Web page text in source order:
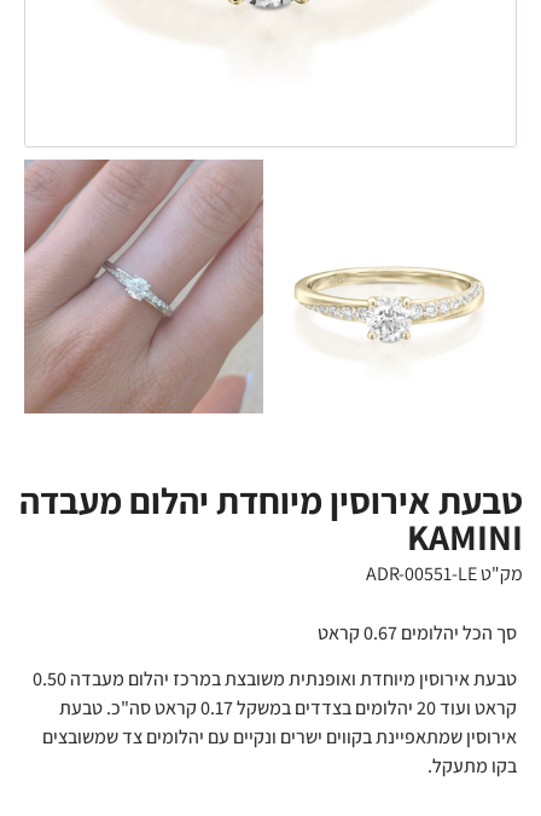
טבעת אירוסין מיוחדת יהלום מעבדה
KAMINI
מק"ט ADR-00551-LE
סך הכל יהלומים 0.67 קראט
טבעת אירוסין מיוחדת ואופנתית משובצת במרכז יהלום מעבדה 0.50
קראט ועוד 20 יהלומים בצדדים במשקל 0.17 קראט סה"כ. טבעת
אירוסין שמתאפיינת בקווים ישרים ונקיים עם יהלומים צד שמשובצים
בקו מתעקל.